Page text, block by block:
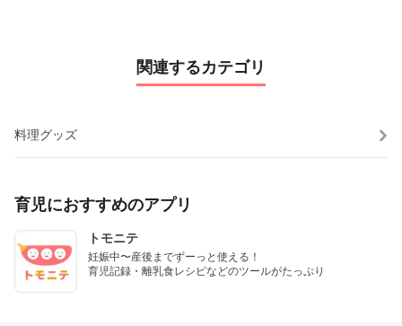
関連するカテゴリ
料理グッズ
育児におすすめのアプリ
トモニテ
妊娠中〜産後までずーっと使える！
育児記録・離乳食レシピなどのツールがたっぷり